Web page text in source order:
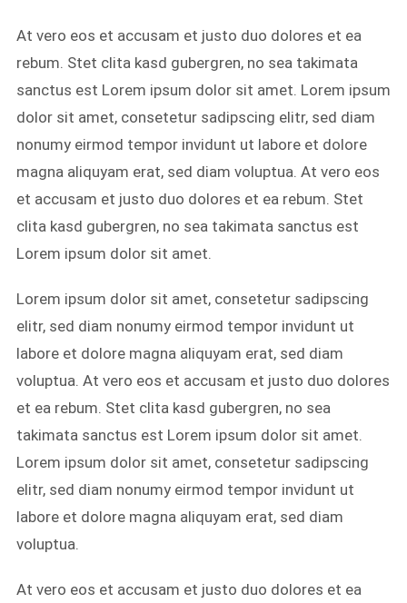
At vero eos et accusam et justo duo dolores et ea
rebum. Stet clita kasd gubergren, no sea takimata
sanctus est Lorem ipsum dolor sit amet. Lorem ipsum
dolor sit amet, consetetur sadipscing elitr, sed diam
nonumy eirmod tempor invidunt ut labore et dolore
magna aliquyam erat, sed diam voluptua. At vero eos
et accusam et justo duo dolores et ea rebum. Stet
clita kasd gubergren, no sea takimata sanctus est
Lorem ipsum dolor sit amet.
Lorem ipsum dolor sit amet, consetetur sadipscing
elitr, sed diam nonumy eirmod tempor invidunt ut
labore et dolore magna aliquyam erat, sed diam
voluptua. At vero eos et accusam et justo duo dolores
et ea rebum. Stet clita kasd gubergren, no sea
takimata sanctus est Lorem ipsum dolor sit amet.
Lorem ipsum dolor sit amet, consetetur sadipscing
elitr, sed diam nonumy eirmod tempor invidunt ut
labore et dolore magna aliquyam erat, sed diam
voluptua.
At vero eos et accusam et justo duo dolores et ea